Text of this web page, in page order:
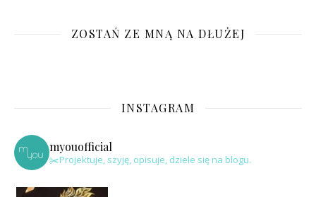
ZOSTAŃ ZE MNĄ NA DŁUŻEJ
INSTAGRAM
myouofficial
✂️Projektuje, szyję, opisuje, dziele się na blogu.